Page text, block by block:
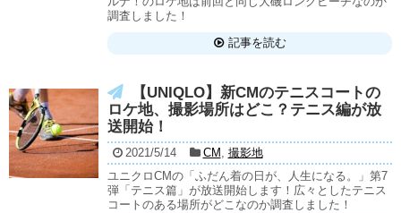
調査しました！
記事を読む
【UNIQLO】新CMのテニスコートの
ロケ地、撮影場所はどこ？テニス編が放
送開始！
2021/5/14 CM
撮影地
ユニクロCMの「ふだん着の日が、人生になる。」第7
弾「テニス篇」が放送開始します！広々としたテニス
コートのある場所がどこなのか調査しました！